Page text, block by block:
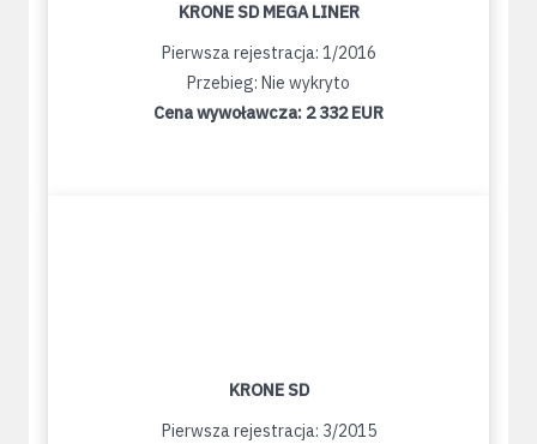
KRONE SD MEGA LINER
Pierwsza rejestracja: 1/2016
Przebieg: Nie wykryto
Cena wywoławcza: 2 332 EUR
KRONE SD
Pierwsza rejestracja: 3/2015